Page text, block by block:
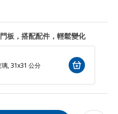
板，搭配配件，輕鬆變化
, 31x31 公分